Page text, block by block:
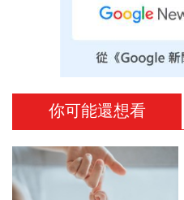
你可能還想看